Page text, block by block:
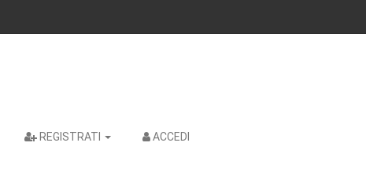
REGISTRATI ACCEDI